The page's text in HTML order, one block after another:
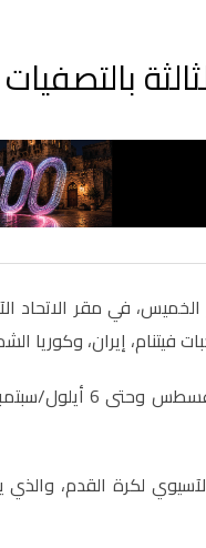
بالتصفيات
تحت 20 عاماً 2027، التي سُحبت اليوم
فيتنام، إيران، وكوريا
لكرة القدم،